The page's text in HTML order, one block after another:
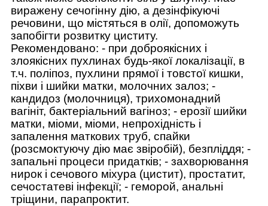
виражену сечогінну дію, а дезінфікуючі
речовини, що містяться в олії, допоможуть
запобігти розвитку циститу.
Рекомендовано: - при доброякісних і
злоякісних пухлинах будь-якої локалізації, в
т.ч. поліпоз, пухлини прямої і товстої кишки,
піхви і шийки матки, молочних залоз; -
кандидоз (молочниця), трихомонадний
вагініт, бактеріальний вагіноз; - ерозії шийки
матки, міоми, міоми, непрохідність і
запалення маткових труб, спайки
(розсмоктуючу дію має звіробій), безпліддя; -
запальні процеси придатків; - захворювання
нирок і сечового міхура (цистит), простатит,
сечостатеві інфекції; - геморой, анальні
тріщини, парапроктит.